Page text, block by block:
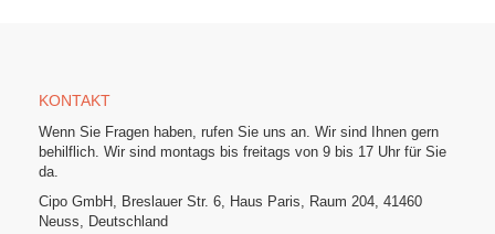
KONTAKT
Wenn Sie Fragen haben, rufen Sie uns an. Wir sind Ihnen gern
behilflich. Wir sind montags bis freitags von 9 bis 17 Uhr für Sie
da.
Cipo GmbH, Breslauer Str. 6, Haus Paris, Raum 204, 41460
Neuss, Deutschland